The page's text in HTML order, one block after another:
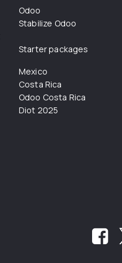
Odoo
Stabilize Odoo
Starter packages
Mexico
Costa Rica
Odoo Costa Rica
Diot 2025